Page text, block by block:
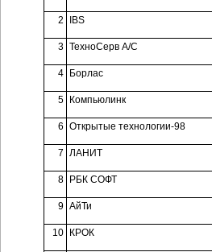
2 IBS
3 ТехноСерв А/С
4 Борлас
5 Компьюлинк
6 Открытые технологии-98
7 ЛАНИТ
8 РБК СОФТ
9 АйТи
10 КРОК